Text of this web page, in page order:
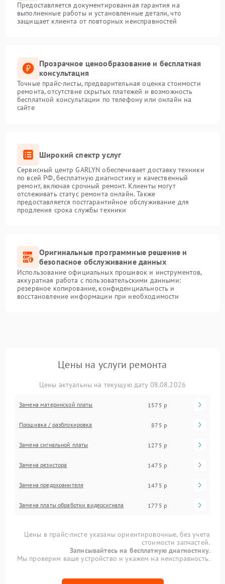
Предоставляется документированная гарантия на
выполненные работы и установленные детали, что
защищает клиента от повторных неисправностей
Прозрачное ценообразование и бесплатная
консультация
Точные прайс-листы, предварительная оценка стоимости
ремонта, отсутствие скрытых платежей и возможность
бесплатной консультации по телефону или онлайн на
сайте
Широкий спектр услуг
Сервисный центр GARLYN обеспечивает доставку техники
по всей РФ, бесплатную диагностику и качественный
ремонт, включая срочный ремонт. Клиенты могут
отслеживать статус ремонта онлайн. Также
предоставляется постгарантийное обслуживание для
продления срока службы техники
Оригинальные программные решение и
безопасное обслуживание данных
Использование официальных прошивок и инструментов,
аккуратная работа с пользовательскими данными:
резервное копирование, конфиденциальность и
восстановление информации при необходимости
Цены на услуги ремонта
Цены актуальны на текущую дату 08.08.2026
Замена материнской платы 1575 р
Прошивка / разблокировка 875 р
Замена сигнальной платы 1275 р
Замена резистора 1475 р
Замена предохранителя 1475 р
Замена платы обработки видеосигнала 1775 р
Цены в прайс-листе указаны ориентировочные, без учета
стоимости запчастей.
Записывайтесь на бесплатную диагностику.
Мы проверим ваше устройство и укажем на неисправность.